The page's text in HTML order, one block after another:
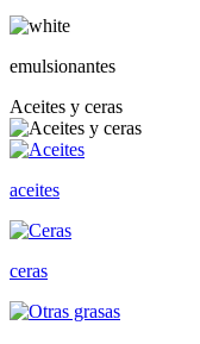
emulsionantes
Aceites y ceras
aceites
ceras